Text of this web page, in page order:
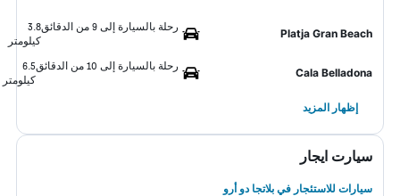
Platja Gran Beach
رحلة بالسيارة إلى 9 من الدقائق
3.8
كيلومتر
Cala Belladona
رحلة بالسيارة إلى 10 من الدقائق
6.5
كيلومتر
إظهار المزيد
سيارت ايجار
سيارات للاستئجار في بلاتجا دو أرو